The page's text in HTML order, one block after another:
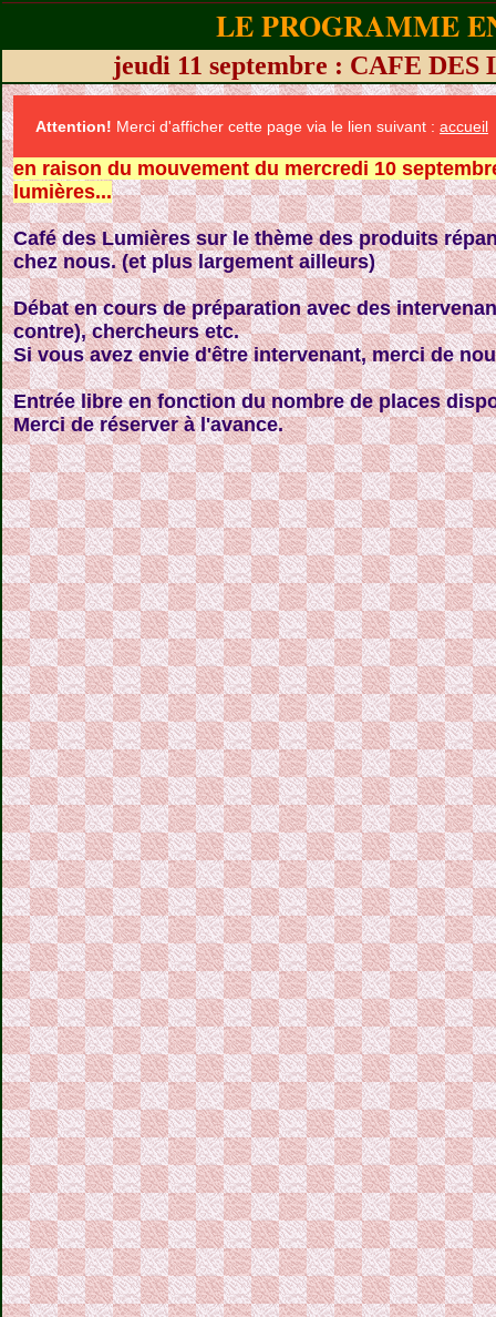
LE PROGRAMME
jeudi 11 septembre : CAFE
Attention! Merci d'afficher cette page via le lien suivant : accueil
en raison du mouvement du mercredi 10
lumières...
Café des Lumières sur le thème des produits
chez nous. (et plus largement ailleurs)
Débat en cours de préparation avec des
contre), chercheurs etc.
Si vous avez envie d'être intervenant, merci de
Entrée libre en fonction du nombre de places
Merci de réserver à l'avance.